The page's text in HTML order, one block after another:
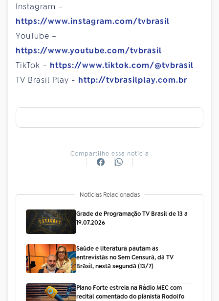
Instagram –
https://www.instagram.com/tvbrasil
YouTube –
https://www.youtube.com/tvbrasil
TikTok – https://www.tiktok.com/@tvbrasil
TV Brasil Play - http://tvbrasilplay.com.br
Compartilhe essa notícia
Notícias Relacionadas
Grade de Programação TV Brasil de 13 a
19.07.2026
Saúde e literatura pautam as
entrevistas no Sem Censura, da TV
Brasil, nesta segunda (13/7)
Piano Forte estreia na Rádio MEC com
recital comentado do pianista Rodolfo